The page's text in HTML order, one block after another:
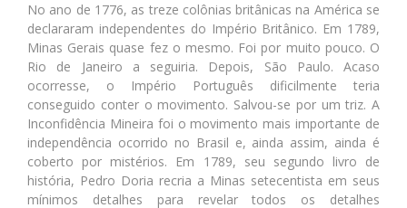
No ano de 1776, as treze colônias britânicas na América se
declararam independentes do Império Britânico. Em 1789,
Minas Gerais quase fez o mesmo. Foi por muito pouco. O
Rio de Janeiro a seguiria. Depois, São Paulo. Acaso
ocorresse, o Império Português dificilmente teria
conseguido conter o movimento. Salvou-se por um triz. A
Inconfidência Mineira foi o movimento mais importante de
independência ocorrido no Brasil e, ainda assim, ainda é
coberto por mistérios. Em 1789, seu segundo livro de
história, Pedro Doria recria a Minas setecentista em seus
mínimos detalhes para revelar todos os detalhes